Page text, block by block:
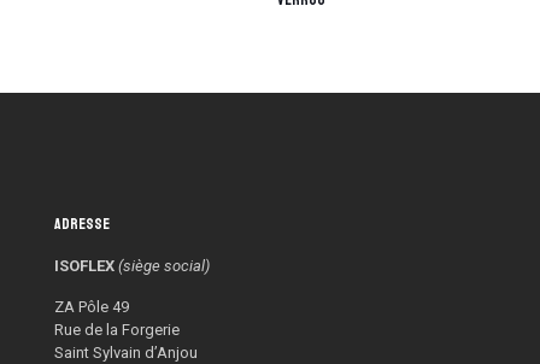
Adresse
ISOFLEX (siège social)
ZA Pôle 49
Rue de la Forgerie
Saint Sylvain d’Anjou